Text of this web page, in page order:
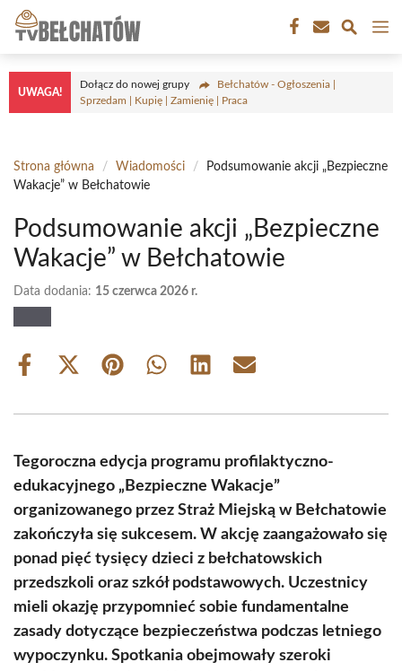
Przejdź
treści
UWAGA!
Dołącz do nowej grupy
Bełchatów - Ogłoszenia |
Sprzedam | Kupię | Zamienię | Praca
Strona główna / Wiadomości /
Podsumowanie akcji „Bezpieczne
Wakacje” w Bełchatowie
Podsumowanie akcji „Bezpieczne
Wakacje” w Bełchatowie
Data dodania: 15 czerwca 2026 r.
Share
Share
(Twitter)
Share Share Share Share
Tegoroczna edycja programu profilaktyczno-
edukacyjnego „Bezpieczne Wakacje”
organizowanego przez Straż Miejską w Bełchatowie
zakończyła się sukcesem. W akcję zaangażowało się
ponad pięć tysięcy dzieci z bełchatowskich
przedszkoli oraz szkół podstawowych. Uczestnicy
mieli okazję przypomnieć sobie fundamentalne
zasady dotyczące bezpieczeństwa podczas letniego
wypoczynku. Spotkania obejmowały szeroki